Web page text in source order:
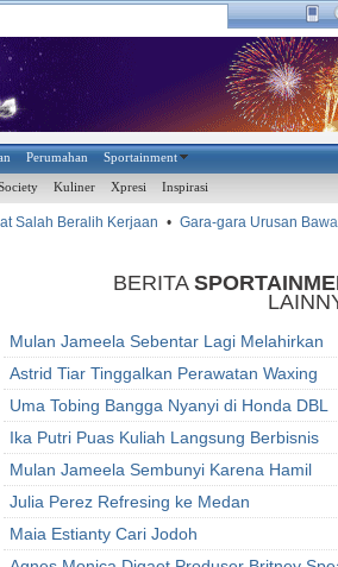
Perumahan Sportainment
Kuliner Xpresi Inspirasi
Salah Beralih Kerjaan • Gara-gara Urusan Bawah
BERITA
Mulan Jameela Sebentar Lagi Melahirkan
Astrid Tiar Tinggalkan Perawatan Waxing
Uma Tobing Bangga Nyanyi di Honda DBL
Ika Putri Puas Kuliah Langsung Berbisnis
Mulan Jameela Sembunyi Karena Hamil
Julia Perez Refresing ke Medan
Maia Estianty Cari Jodoh